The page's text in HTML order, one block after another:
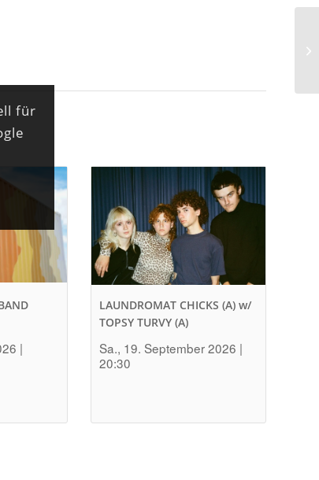
|
LAUNDROMAT CHICKS (A) w/
TOPSY TURVY (A)
Sa., 19. September 2026 |
20:30
–
für